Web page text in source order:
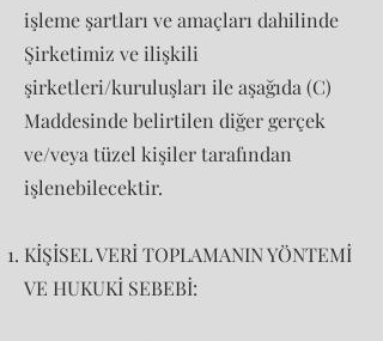
işleme şartları ve amaçları dahilinde
Şirketimiz ve ilişkili
şirketleri/kuruluşları ile aşağıda (C)
Maddesinde belirtilen diğer gerçek
ve/veya tüzel kişiler tarafından
işlenebilecektir.
KİŞİSEL VERİ TOPLAMANIN YÖNTEMİ
VE HUKUKİ SEBEBİ: